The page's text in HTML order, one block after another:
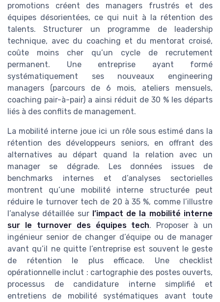
promotions créent des managers frustrés et des
équipes désorientées, ce qui nuit à la rétention des
talents. Structurer un programme de leadership
technique, avec du coaching et du mentorat croisé,
coûte moins cher qu’un cycle de recrutement
permanent. Une entreprise ayant formé
systématiquement ses nouveaux engineering
managers (parcours de 6 mois, ateliers mensuels,
coaching pair-à-pair) a ainsi réduit de 30 % les départs
liés à des conflits de management.
La mobilité interne joue ici un rôle sous estimé dans la
rétention des développeurs seniors, en offrant des
alternatives au départ quand la relation avec un
manager se dégrade. Les données issues de
benchmarks internes et d’analyses sectorielles
montrent qu’une mobilité interne structurée peut
réduire le turnover tech de 20 à 35 %, comme l’illustre
l’analyse détaillée sur l’impact de la mobilité interne
sur le turnover des équipes tech. Proposer à un
ingénieur senior de changer d’équipe ou de manager
avant qu’il ne quitte l’entreprise est souvent le geste
de rétention le plus efficace. Une checklist
opérationnelle inclut : cartographie des postes ouverts,
processus de candidature interne simplifié et
entretiens de mobilité systématiques avant toute